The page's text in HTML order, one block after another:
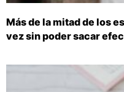
Más de la mitad de los
vez sin poder sacar